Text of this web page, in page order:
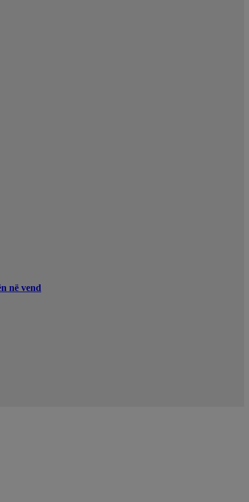
në vend